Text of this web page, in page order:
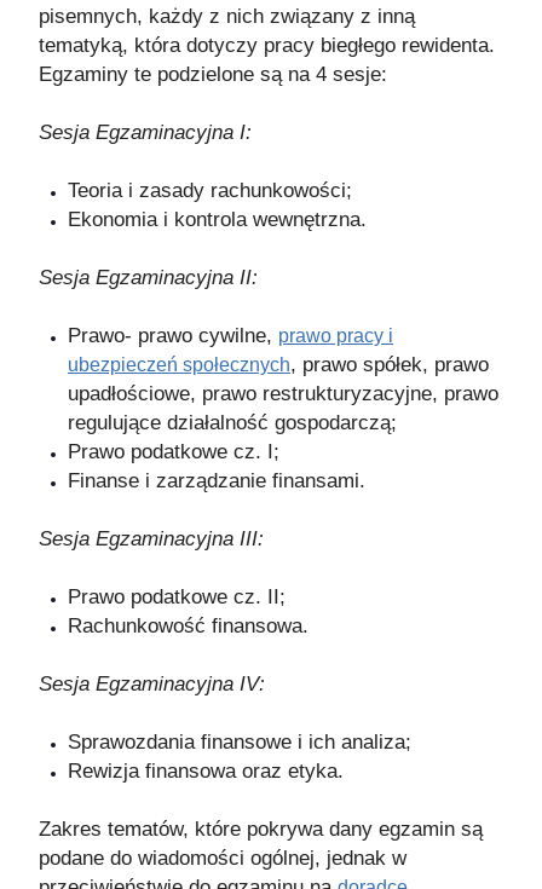
pisemnych, każdy z nich związany z inną
tematyką, która dotyczy pracy biegłego rewidenta.
Egzaminy te podzielone są na 4 sesje:
Sesja Egzaminacyjna I:
Teoria i zasady rachunkowości;
Ekonomia i kontrola wewnętrzna.
Sesja Egzaminacyjna II:
Prawo- prawo cywilne, prawo pracy i
ubezpieczeń społecznych, prawo spółek, prawo
upadłościowe, prawo restrukturyzacyjne, prawo
regulujące działalność gospodarczą;
Prawo podatkowe cz. I;
Finanse i zarządzanie finansami.
Sesja Egzaminacyjna III:
Prawo podatkowe cz. II;
Rachunkowość finansowa.
Sesja Egzaminacyjna IV:
Sprawozdania finansowe i ich analiza;
Rewizja finansowa oraz etyka.
Zakres tematów, które pokrywa dany egzamin są
podane do wiadomości ogólnej, jednak w